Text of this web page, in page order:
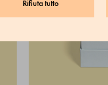
Rifiuta tutto